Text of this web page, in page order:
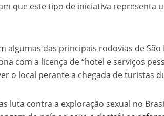
Kong ajudou o Imperador Dom Pedro I na
que este tipo de iniciativa representa
algumas das principais rodovias de
com a licença de “hotel e serviços
o local perante a chegada de turistas
luta contra a exploração sexual no